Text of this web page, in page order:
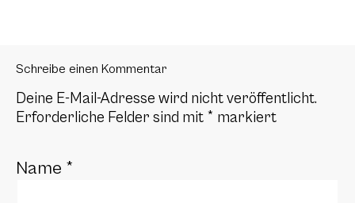
Schreibe einen Kommentar
Deine E-Mail-Adresse wird nicht veröffentlicht.
Erforderliche Felder sind mit * markiert
Name *